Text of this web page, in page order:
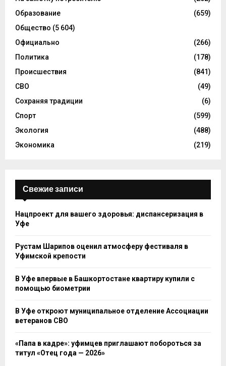
Образование
(659)
Общество (5 604)
Официально
(266)
Политика
(178)
Происшествия
(841)
СВО
(49)
Сохраняя традиции
(6)
Спорт
(599)
Экология
(488)
Экономика
(219)
Свежие записи
Нацпроект для вашего здоровья: диспансеризация в
Уфе
Рустам Шарипов оценил атмосферу фестиваля в
Уфимской крепости
В Уфе впервые в Башкортостане квартиру купили с
помощью биометрии
В Уфе откроют муниципальное отделение Ассоциации
ветеранов СВО
«Папа в кадре»: уфимцев приглашают побороться за
титул «Отец года — 2026»